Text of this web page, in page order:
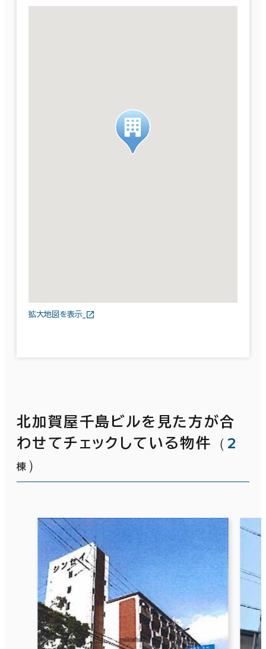
拡大地図を表示
北加賀屋千島ビルを見た方が合
わせてチェックしている物件
（ 2
棟 ）